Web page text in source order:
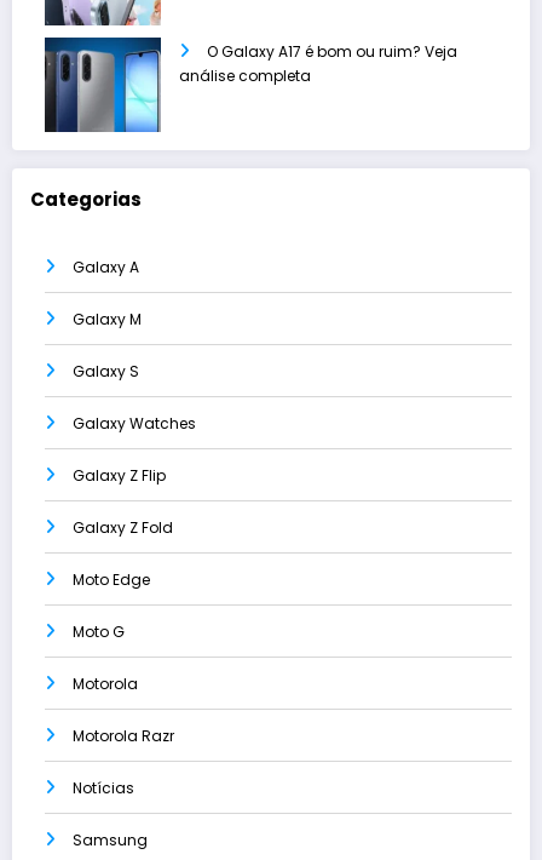
O Galaxy A17 é bom ou ruim? Veja
análise completa
Categorias
Galaxy A
Galaxy M
Galaxy S
Galaxy Watches
Galaxy Z Flip
Galaxy Z Fold
Moto Edge
Moto G
Motorola
Motorola Razr
Notícias
Samsung